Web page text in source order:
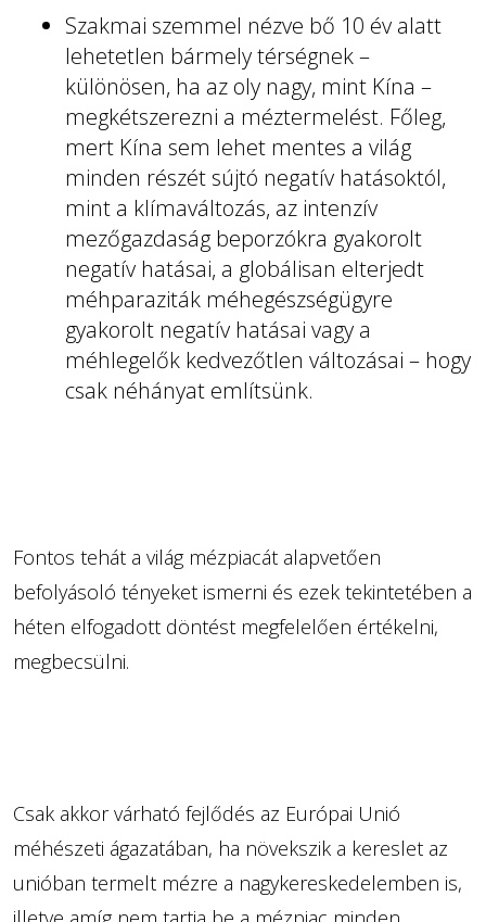
Szakmai szemmel nézve bő 10 év alatt
lehetetlen bármely térségnek –
különösen, ha az oly nagy, mint Kína –
megkétszerezni a méztermelést. Főleg,
mert Kína sem lehet mentes a világ
minden részét sújtó negatív hatásoktól,
mint a klímaváltozás, az intenzív
mezőgazdaság beporzókra gyakorolt
negatív hatásai, a globálisan elterjedt
méhparaziták méhegészségügyre
gyakorolt negatív hatásai vagy a
méhlegelők kedvezőtlen változásai – hogy
csak néhányat említsünk.
Fontos tehát a világ mézpiacát alapvetően
befolyásoló tényeket ismerni és ezek tekintetében a
héten elfogadott döntést megfelelően értékelni,
megbecsülni.
Csak akkor várható fejlődés az Európai Unió
méhészeti ágazatában, ha növekszik a kereslet az
unióban termelt mézre a nagykereskedelemben is,